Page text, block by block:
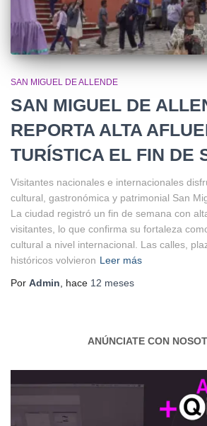
SAN MIGUEL DE ALLENDE
SAN MIGUEL DE
REPORTA ALTA
TURÍSTICA EL FIN DE
Visitantes nacionales e internacionales
cultural, gastronómica y patrimonial San
La ciudad registró un fin de semana con
visitantes, lo que confirma su fortaleza
cultural a nivel internacional. Las calles,
históricos volvieron Leer más
Por Admin , hace 12 meses
ANÚNCIATE CON